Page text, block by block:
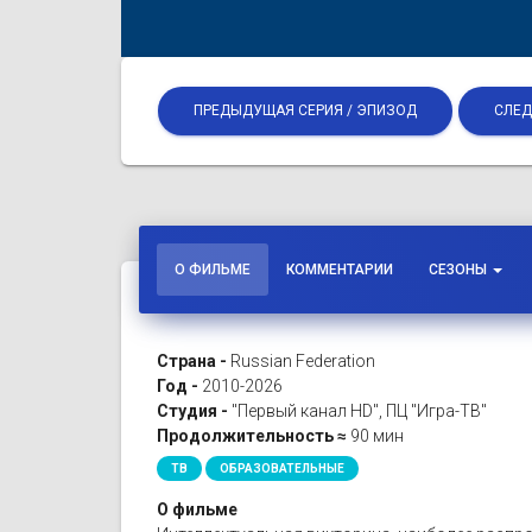
ПРЕДЫДУЩАЯ СЕРИЯ / ЭПИЗОД
О ФИЛЬМЕ КОММЕНТАРИИ СЕЗОНЫ
Страна - Russian Federation
Год - 2010-2026
Студия - "Первый канал HD", ПЦ "Игра-ТВ"
Продолжительность ≈ 90 мин
ТВ ОБРАЗОВАТЕЛЬНЫЕ
О фильме